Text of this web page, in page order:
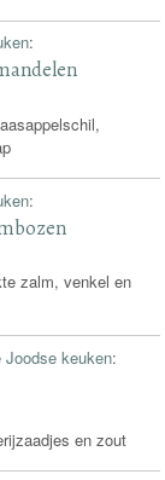
:
:
zalm, venkel en
Joodse keuken:
en zout